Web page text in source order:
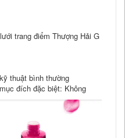
trang điểm Thượng Hải G
thuật bình thường
đích đặc biệt: Không